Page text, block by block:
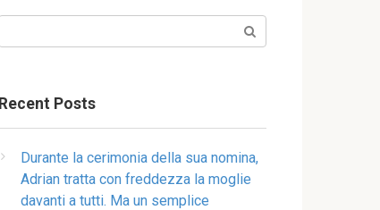
Recent Posts
Durante la cerimonia della sua nomina,
Adrian tratta con freddezza la moglie
davanti a tutti. Ma un semplice